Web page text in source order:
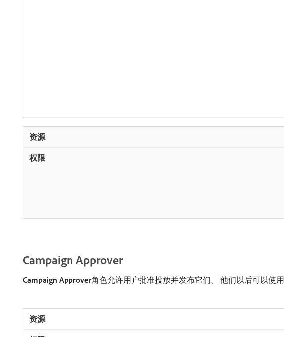
Campaign Approver
Campaign Approver​角色允许用户批准投放并发布它们。 他们以后可以使用​